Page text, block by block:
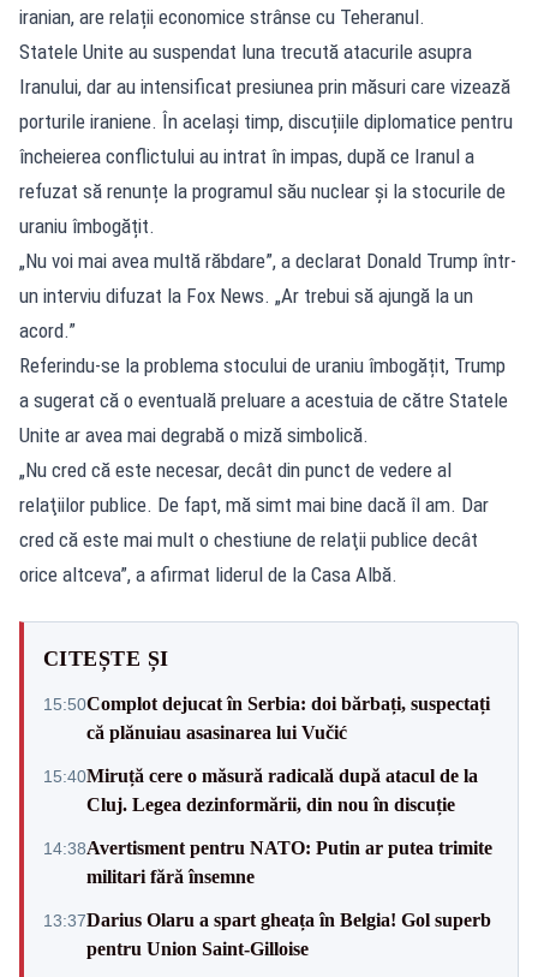
iranian, are relații economice strânse cu Teheranul.
Statele Unite au suspendat luna trecută atacurile asupra
Iranului, dar au intensificat presiunea prin măsuri care vizează
porturile iraniene. În același timp, discuțiile diplomatice pentru
încheierea conflictului au intrat în impas, după ce Iranul a
refuzat să renunțe la programul său nuclear și la stocurile de
uraniu îmbogățit.
„Nu voi mai avea multă răbdare”, a declarat Donald Trump într-
un interviu difuzat la Fox News. „Ar trebui să ajungă la un
acord.”
Referindu-se la problema stocului de uraniu îmbogățit, Trump
a sugerat că o eventuală preluare a acestuia de către Statele
Unite ar avea mai degrabă o miză simbolică.
„Nu cred că este necesar, decât din punct de vedere al
relaţiilor publice. De fapt, mă simt mai bine dacă îl am. Dar
cred că este mai mult o chestiune de relaţii publice decât
orice altceva”, a afirmat liderul de la Casa Albă.
CITEȘTE ȘI
15:50Complot dejucat în Serbia: doi bărbați, suspectați
că plănuiau asasinarea lui Vučić
15:40Miruță cere o măsură radicală după atacul de la
Cluj. Legea dezinformării, din nou în discuție
14:38Avertisment pentru NATO: Putin ar putea trimite
militari fără însemne
13:37Darius Olaru a spart gheața în Belgia! Gol superb
pentru Union Saint-Gilloise